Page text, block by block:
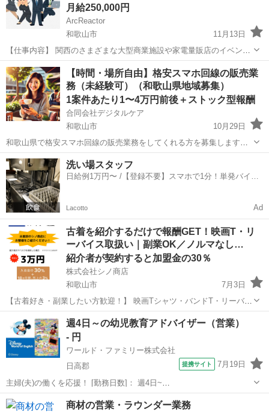
月給250,000円
ArcReactor
和歌山市
11月13日
【仕事内容】 関西のさまざまな大型商業施設や家電量販店のイベント
にてスマホや固定回線などの商材を拡販して頂く精鋭部隊になりま
す。 ※ノルマはございません。 【給料】 土日祝を含む週４勤務（基
本休みは毎週火水木） ...
和歌山 和歌山市 営業
【時間・場所自由】格安スマホ回線の販売業
務（未経験可）（和歌山県地域募集）
1案件あたり1〜4万円前後＋ストック型報酬
合同会社デジタルケア
和歌山市
10月29日
和歌山県で格安スマホ回線の販売業務をしてくれる方を募集します。
（他の地域の方はご相談ください。） 歩合制のお仕事なので、働く時
間・場所は自由とさせていただいております。 ノルマもないので、気
楽にやるのもよし、全力...
和歌山 和歌山市 営業
洗い場スタッフ
日給例1万円〜 /【登録不要】スマホで1分！単発バイト
Lacotto Ad
古着を紹介するだけで報酬GET！映画T・リ
ーバイス取扱い｜副業OK／ノルマなし…
紹介者が契約すると加盟金の30％
株式会社シノ商店
和歌山市
7月3日
【古着好き・副業したい方歓迎！】 映画Tシャツ・バンドT・リーバイ
スなどを扱う“古着サブスク”サービス「アパスク」の提携パートナーを
募集します！ 🟡 お仕事内容 カフェ、美容室、セレクトショップなど
に「アパスク...
和歌山市 古着
週4日～の幼児教育アドバイザー（営業）
- 円
ワールド・ファミリー株式会社
日高郡
提携サイト 7月19日
主婦(夫)の働くを応援！ [勤務日数]： 週4日~
10:00~17:00/10:00~16:00/10:00~15:00/09:30~14:00 [勤務地・最寄
駅]： 和歌山県日高郡 ※勤務エリア選択可 ワールド・フ...
和歌山 日高郡 営業
商材の営業・ラウンダー業務